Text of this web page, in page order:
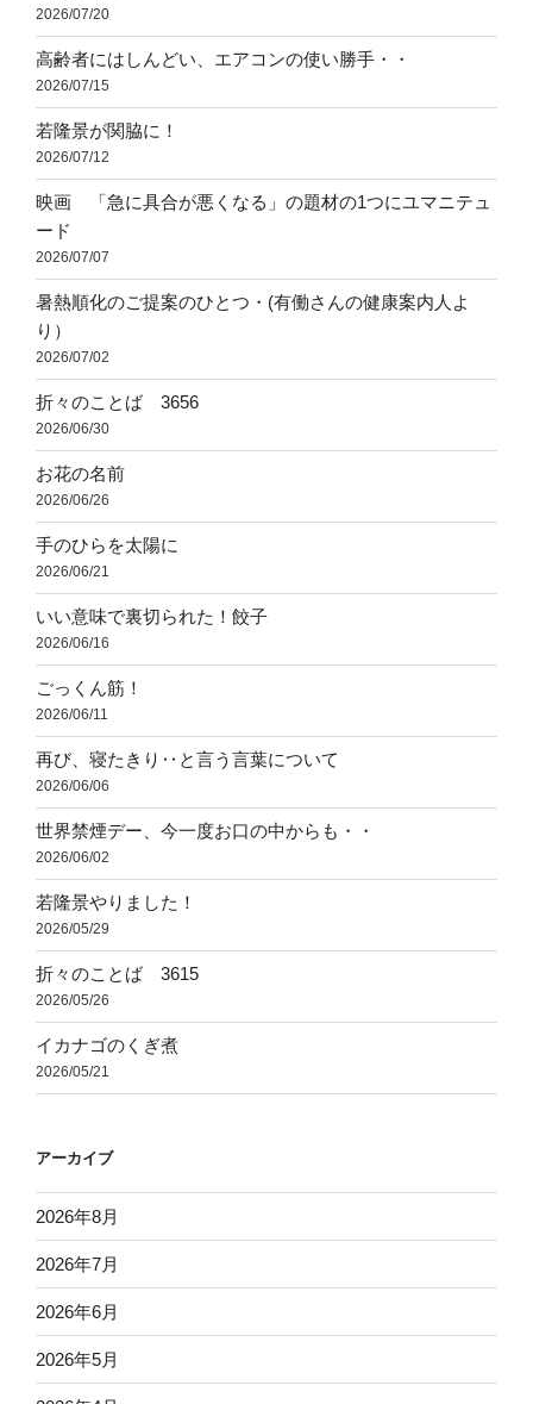
2026/07/20
高齢者にはしんどい、エアコンの使い勝手・・
2026/07/15
若隆景が関脇に！
2026/07/12
映画 「急に具合が悪くなる」の題材の1つにユマニテュ
ード
2026/07/07
暑熱順化のご提案のひとつ・(有働さんの健康案内人よ
り）
2026/07/02
折々のことば 3656
2026/06/30
お花の名前
2026/06/26
手のひらを太陽に
2026/06/21
いい意味で裏切られた！餃子
2026/06/16
ごっくん筋！
2026/06/11
再び、寝たきり‥と言う言葉について
2026/06/06
世界禁煙デー、今一度お口の中からも・・
2026/06/02
若隆景やりました！
2026/05/29
折々のことば 3615
2026/05/26
イカナゴのくぎ煮
2026/05/21
アーカイブ
2026年8月
2026年7月
2026年6月
2026年5月